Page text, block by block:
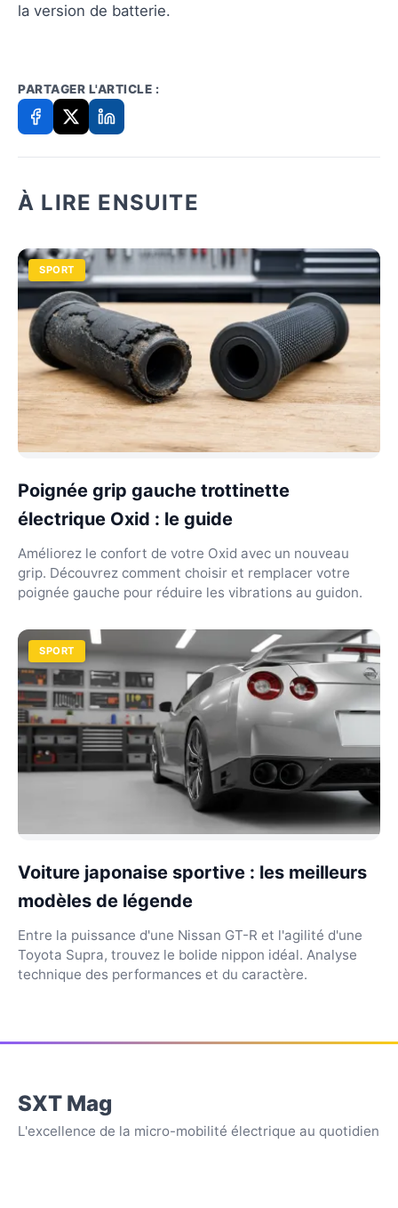
la version de batterie.
PARTAGER L'ARTICLE :
À LIRE ENSUITE
SPORT
Poignée grip gauche trottinette
électrique Oxid : le guide
Améliorez le confort de votre Oxid avec un nouveau
grip. Découvrez comment choisir et remplacer votre
poignée gauche pour réduire les vibrations au guidon.
SPORT
Voiture japonaise sportive : les meilleurs
modèles de légende
Entre la puissance d'une Nissan GT-R et l'agilité d'une
Toyota Supra, trouvez le bolide nippon idéal. Analyse
technique des performances et du caractère.
SXT Mag
L'excellence de la micro-mobilité électrique au quotidien